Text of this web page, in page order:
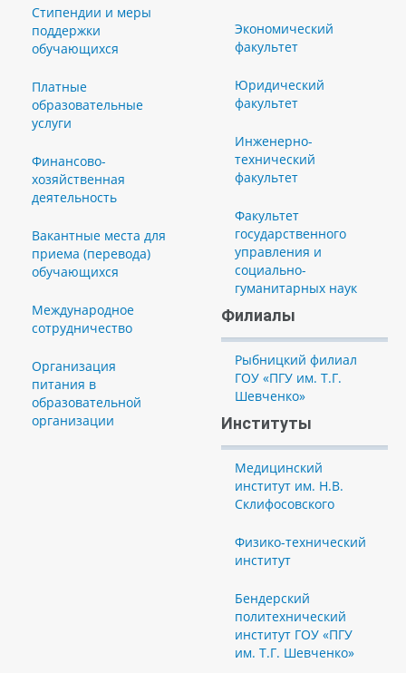
Стипендии и меры
поддержки
обучающихся
Платные
образовательные
услуги
Финансово-
хозяйственная
деятельность
Вакантные места для
приема (перевода)
обучающихся
Международное
сотрудничество
Организация
питания в
образовательной
организации
Экономический
факультет
Юридический
факультет
Инженерно-
технический
факультет
Факультет
государственного
управления и
социально-
гуманитарных наук
Филиалы
Рыбницкий филиал
ГОУ «ПГУ им. Т.Г.
Шевченко»
Институты
Медицинский
институт им. Н.В.
Склифосовского
Физико-технический
институт
Бендерский
политехнический
институт ГОУ «ПГУ
им. Т.Г. Шевченко»